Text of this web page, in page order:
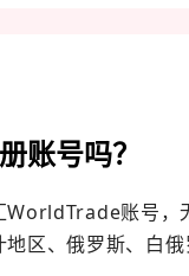
账号吗？
账号，
区、俄罗斯、白